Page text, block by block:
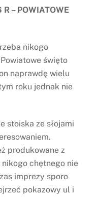
– POWIATOWE
nikogo
święto
naprawdę wielu
roku jednak nie
stoiska ze słojami
produkowane z
chętnego nie
imprezy sporo
pokazowy ul i